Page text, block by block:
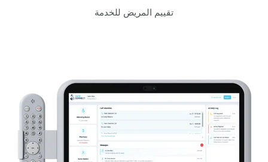
تقييم المريض للخدمة